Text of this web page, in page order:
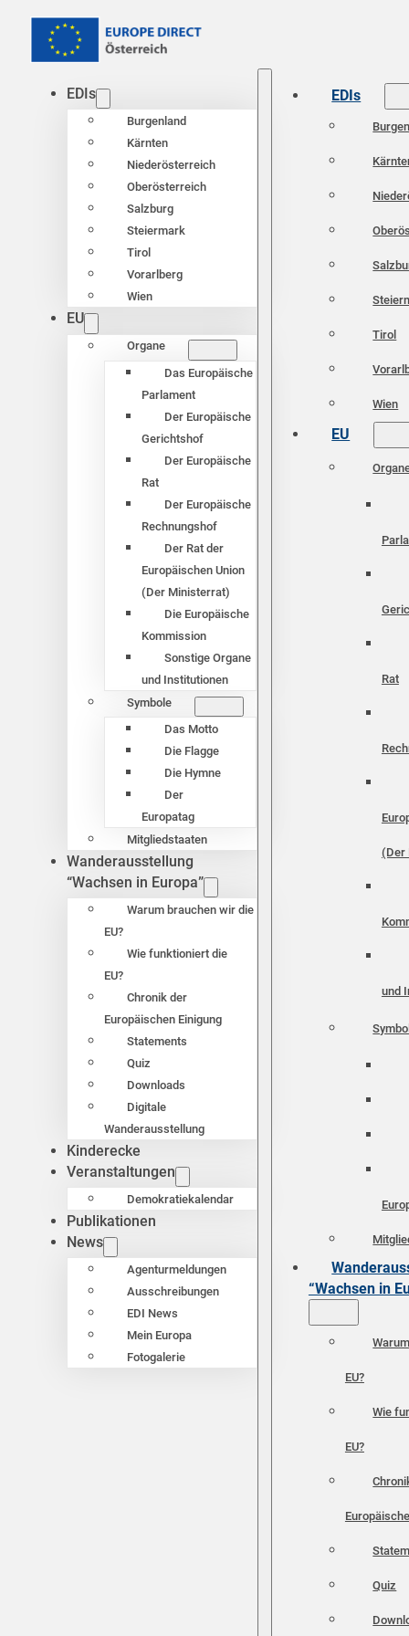
EDIs
Burgenland
Kärnten
Niederösterreich
Oberösterreich
Salzburg
Steiermark
Tirol
Vorarlberg
Wien
EU
Organe
Das Europäische
Parlament
Der Europäische
Gerichtshof
Der Europäische
Rat
Der Europäische
Rechnungshof
Der Rat der
Europäischen Union
(Der Ministerrat)
Die Europäische
Kommission
Sonstige Organe
und Institutionen
Symbole
Das Motto
Die Flagge
Die Hymne
Der
Europatag
Mitgliedstaaten
Wanderausstellung
“Wachsen in Europa”
Warum brauchen wir die
EU?
Wie funktioniert die
EU?
Chronik der
Europäischen Einigung
Statements
Quiz
Downloads
Digitale
Wanderausstellung
Kinderecke
Veranstaltungen
Demokratiekalendar
Publikationen
News
Agenturmeldungen
Ausschreibungen
EDI News
Mein Europa
Fotogalerie
EDIs
Tirol
Wien
EU
Rat
(Der
und
“Wachsen in
EU?
Wie
EU?
Quiz